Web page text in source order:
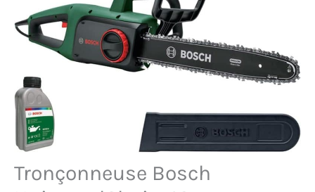
Tronçonneuse Bosch